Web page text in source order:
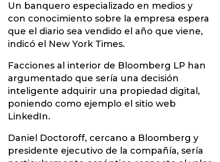
Un banquero especializado en medios y
con conocimiento sobre la empresa espera
que el diario sea vendido el año que viene,
indicó el New York Times.
Facciones al interior de Bloomberg LP han
argumentado que sería una decisión
inteligente adquirir una propiedad digital,
poniendo como ejemplo el sitio web
LinkedIn.
Daniel Doctoroff, cercano a Bloomberg y
presidente ejecutivo de la compañía, sería